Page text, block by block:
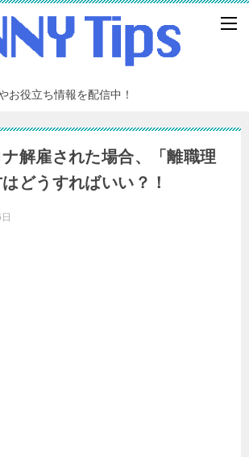
お役立ち情報を配信中！
解雇された場合、「離職理
どうすればいい？！